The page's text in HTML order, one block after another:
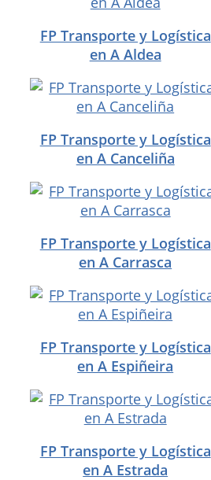
FP Transporte y Logística
en A Aldea
FP Transporte y Logística
en A Canceliña
FP Transporte y Logística
en A Carrasca
FP Transporte y Logística
en A Espiñeira
FP Transporte y Logística
en A Estrada